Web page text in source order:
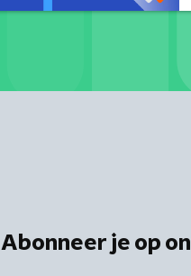
Abonneer je op